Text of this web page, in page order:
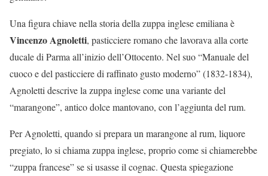
Una figura chiave nella storia della zuppa inglese emiliana è
Vincenzo Agnoletti, pasticciere romano che lavorava alla corte
ducale di Parma all’inizio dell’Ottocento. Nel suo “Manuale del
cuoco e del pasticciere di raffinato gusto moderno” (1832-1834),
Agnoletti descrive la zuppa inglese come una variante del
“marangone”, antico dolce mantovano, con l’aggiunta del rum.
Per Agnoletti, quando si prepara un marangone al rum, liquore
pregiato, lo si chiama zuppa inglese, proprio come si chiamerebbe
“zuppa francese” se si usasse il cognac. Questa spiegazione